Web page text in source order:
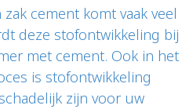
cement komt vaak veel
deze stofontwikkeling bij
met cement. Ook in het
is stofontwikkeling
zijn voor uw